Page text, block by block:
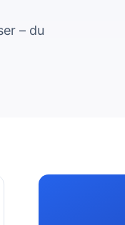
– du